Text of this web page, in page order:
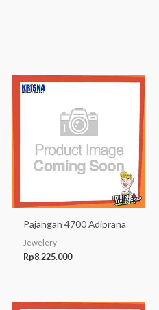
Pajangan 4700 Adiprana
Jewelery
Rp8.225.000